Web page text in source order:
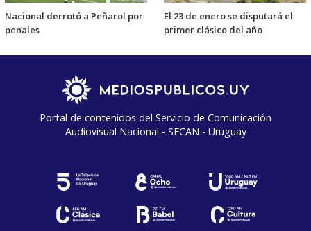
Nacional derrotó a Peñarol por
penales
El 23 de enero se disputará el
primer clásico del año
Portal de contenidos del Servicio de Comunicación
Audiovisual Nacional - SECAN - Uruguay